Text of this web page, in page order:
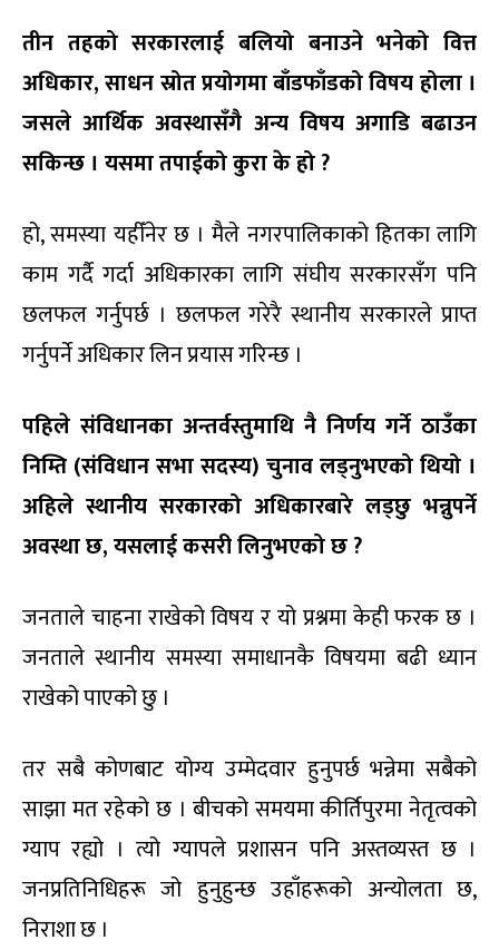
तीन तहको सरकारलाई बलियो बनाउने भनेको वित्त
अधिकार, साधन स्रोत प्रयोगमा बाँडफाँडको विषय होला ।
जसले आर्थिक अवस्थासँगै अन्य विषय अगाडि बढाउन
सकिन्छ । यसमा तपाईको कुरा के हो ?
हो, समस्या यहीँनेर छ । मैले नगरपालिकाको हितका लागि
काम गर्दै गर्दा अधिकारका लागि संघीय सरकारसँग पनि
छलफल गर्नुपर्छ । छलफल गरेरै स्थानीय सरकारले प्राप्त
गर्नुपर्ने अधिकार लिन प्रयास गरिन्छ ।
पहिले संविधानका अन्तर्वस्तुमाथि नै निर्णय गर्ने ठाउँका
निम्ति (संविधान सभा सदस्य) चुनाव लड्नुभएको थियो ।
अहिले स्थानीय सरकारको अधिकारबारे लड्छु भन्नुपर्ने
अवस्था छ, यसलाई कसरी लिनुभएको छ ?
जनताले चाहना राखेको विषय र यो प्रश्नमा केही फरक छ ।
जनताले स्थानीय समस्या समाधानकै विषयमा बढी ध्यान
राखेको पाएको छु ।
तर सबै कोणबाट योग्य उम्मेदवार हुनुपर्छ भन्नेमा सबैको
साझा मत रहेको छ । बीचको समयमा कीर्तिपुरमा नेतृत्वको
ग्याप रह्यो । त्यो ग्यापले प्रशासन पनि अस्तव्यस्त छ ।
जनप्रतिनिधिहरू जो हुनुहुन्छ उहाँहरूको अन्योलता छ,
निराशा छ ।